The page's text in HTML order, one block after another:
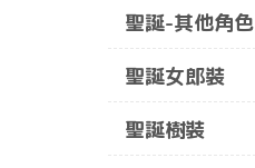
聖誕-其他角色
聖誕女郎裝
聖誕樹裝